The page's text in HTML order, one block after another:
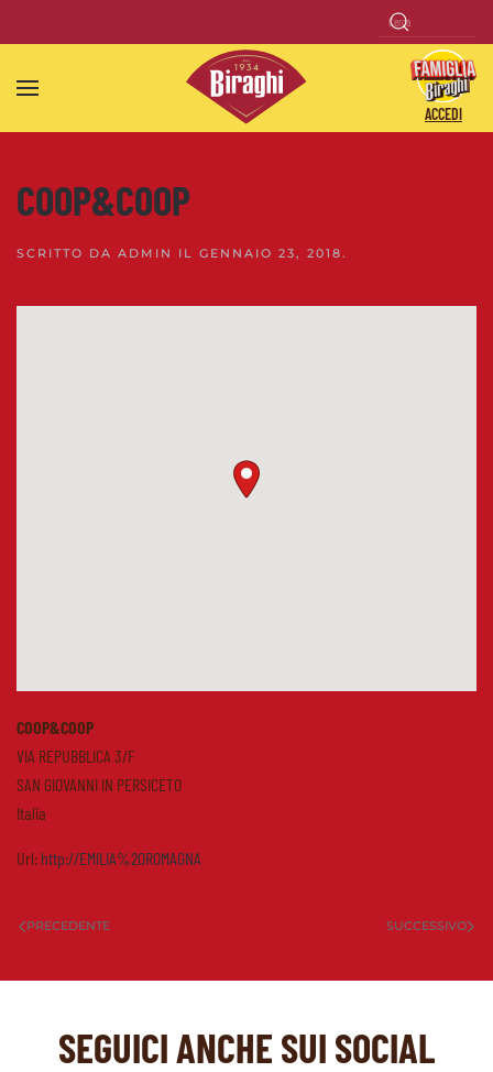
Skip to main content
ACCEDI
COOP&COOP
SCRITTO DA ADMIN IL GENNAIO 23, 2018.
COOP&COOP
VIA REPUBBLICA 3/F
SAN GIOVANNI IN PERSICETO
Italia
Url: http://EMILIA%20ROMAGNA
PRECEDENTE SUCCESSIVO
SEGUICI ANCHE SUI SOCIAL